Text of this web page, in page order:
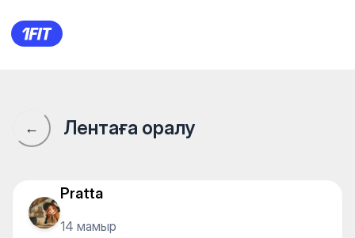
Любимый бассейн, кофе тут
← Лентаға оралу
Pratta
14 мамыр